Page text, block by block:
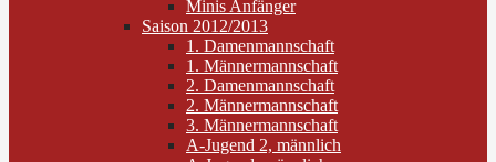
Minis Anfänger
Saison 2012/2013
1. Damenmannschaft
1. Männermannschaft
2. Damenmannschaft
2. Männermannschaft
3. Männermannschaft
A-Jugend 2, männlich